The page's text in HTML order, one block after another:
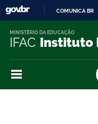
COMUNICA BR
IFAC Instituto
MINISTÉRIO DA EDUCAÇÃO